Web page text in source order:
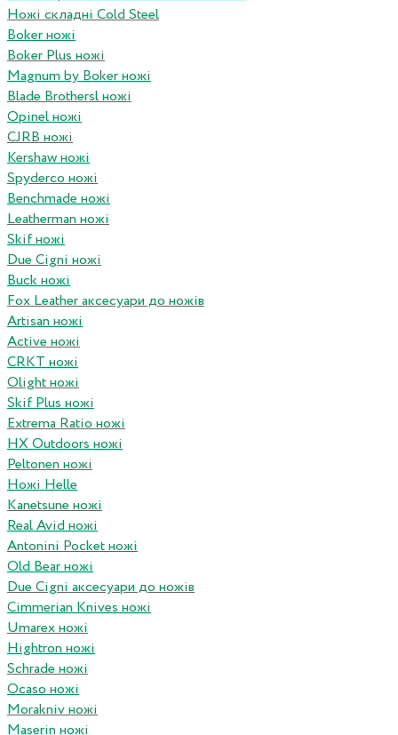
Ножі складні Cold Steel
Boker ножі
Boker Plus ножі
Magnum by Boker ножі
Blade Brothersl ножі
Opinel ножі
CJRB ножі
Kershaw ножі
Spyderco ножі
Benchmade ножі
Leatherman ножі
Skif ножі
Due Cigni ножі
Buck ножі
Fox Leather аксесуари до ножів
Artisan ножі
Active ножі
CRKT ножі
Olight ножі
Skif Plus ножі
Extrema Ratio ножі
HX Outdoors ножі
Peltonen ножі
Ножі Helle
Kanetsune ножі
Real Avid ножі
Antonini Pocket ножі
Old Bear ножі
Due Cigni аксесуари до ножів
Cimmerian Knives ножі
Umarex ножі
Hightron ножі
Schrade ножі
Ocaso ножі
Morakniv ножі
Maserin ножі